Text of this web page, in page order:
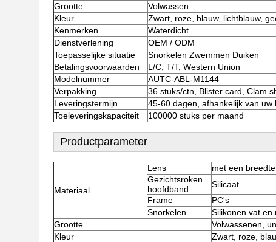
Grootte
Volwassen
Kleur
Zwart, roze, blauw, lichtblauw,
Kenmerken
Waterdicht
Dienstverlening
OEM / ODM
Toepasselijke situatie
Snorkelen Zwemmen Duiken
Betalingsvoorwaarden
L/C, T/T, Western Union
Modelnummer
AUTC-ABL-M1144
Verpakking
36 stuks/ctn, Blister card, Clam
Leveringstermijn
45-60 dagen, afhankelijk van
Toeleveringskapaciteit
100000 stuks per maand
Productparameter
Materiaal
Lens
met een
Gezichtsroken
hoofdband
Silicaat
Frame
PC's
Snorkelen
Silikonen vat en
Grootte
Volwassenen,
Kleur
Zwart, roze,